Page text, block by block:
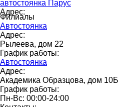
автостоянка Парус
Адрес:
Филиалы
Автостоянка
Адрес:
Рылеева, дом 22
График работы:
Автостоянка
Адрес:
Академика Образцова, дом 10Б
График работы:
Пн-Вс: 00:00-24:00